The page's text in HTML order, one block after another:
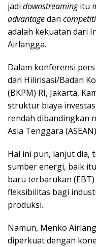
jadi downstreamingitu
advantagedan
adalah kekuatan dari
Airlangga.
Dalam konferensi
dan Hilirisasi/Badan
(BKPM) RI, Jakarta,
struktur biaya
rendah dibandingkan
Asia Tenggara
Hal ini pun, lanjut dia,
sumber energi, baik
baru terbarukan
fleksibilitas bagi
produksi.
Namun, Menko
diperkuat dengan